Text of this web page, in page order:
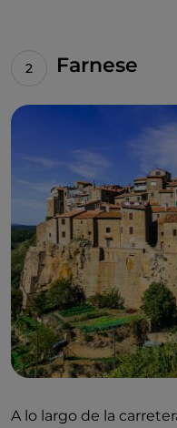
olores y sabores de
enogastronómicas:
que, después de un
será el momento de
desvelen la receta
dulce especial con
«maremmana».
Antes de partir,
etruscas distribuidas
de laMadonna
donde se encontraron
hoy se exhiben en el
de Tuscania.
Farnese
A lo largo de la